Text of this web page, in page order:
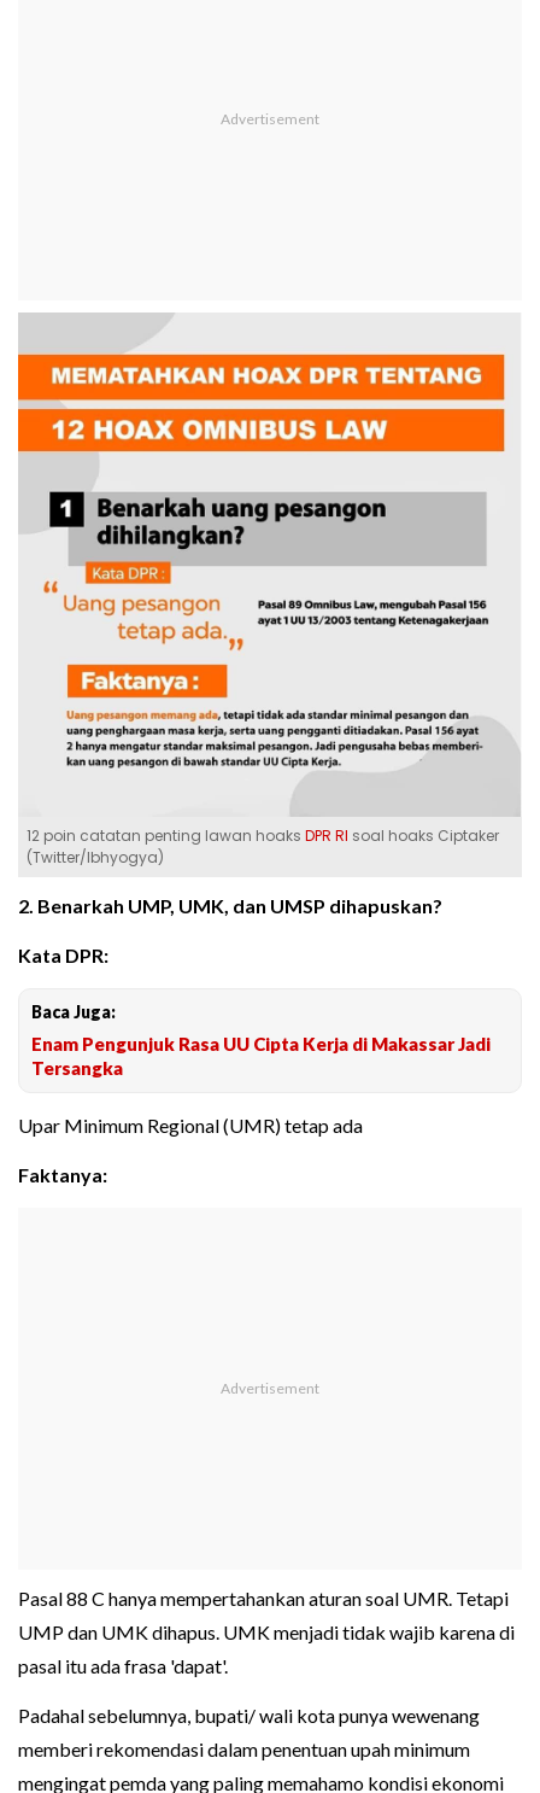
12 poin catatan penting lawan hoaks DPR RI soal hoaks Ciptaker
(Twitter/lbhyogya)
2. Benarkah UMP, UMK, dan UMSP dihapuskan?
Kata DPR:
Baca Juga:
Enam Pengunjuk Rasa UU Cipta Kerja di Makassar Jadi
Tersangka
Upar Minimum Regional (UMR) tetap ada
Faktanya:
Pasal 88 C hanya mempertahankan aturan soal UMR. Tetapi
UMP dan UMK dihapus. UMK menjadi tidak wajib karena di
pasal itu ada frasa 'dapat'.
Padahal sebelumnya, bupati/ wali kota punya wewenang
memberi rekomendasi dalam penentuan upah minimum
mengingat pemda yang paling memahamo kondisi ekonomi